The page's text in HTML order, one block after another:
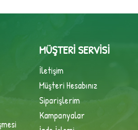
MÜŞTERI SERVISI
İletişim
Müşteri Hesabınız
Siparişlerim
Kampanyalar